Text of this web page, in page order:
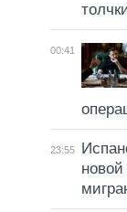
00:41
23:55